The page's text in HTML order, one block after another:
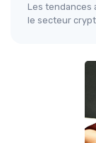
Les tendances
le secteur